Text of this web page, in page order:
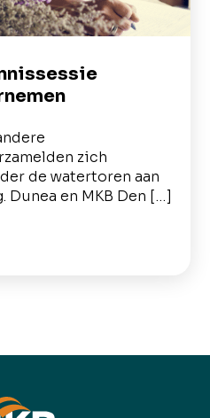
zich
de watertoren aan
en MKB Den […]